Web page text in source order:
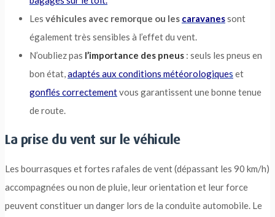
Les véhicules avec remorque ou les caravanessont
également très sensibles à l’effet du vent.
N’oubliez pas l’importance des pneus : seuls les pneus en
bon état,adaptés aux conditions météorologiques et
gonflés correctementvous garantissent une bonne tenue
de route.
La prise du vent sur le véhicule
Les bourrasques et fortes rafales de vent (dépassant les 90 km/h)
accompagnées ou non de pluie, leur orientation et leur force
peuvent constituer un danger lors de la conduite automobile. Le